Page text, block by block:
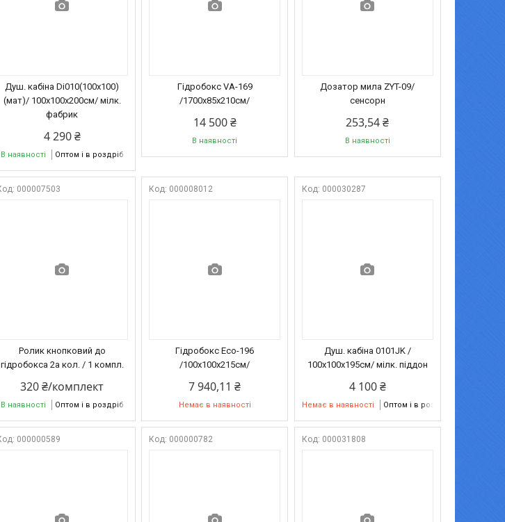
Душ. кабіна Di010(100x100)
(мат)/ 100х100х200см/ мілк.
фабрик
4 290 ₴
В наявності Оптом і в роздріб
Гідробокс VA-169
/1700х85х210см/
14 500 ₴
В наявності
Дозатор мила ZYT-09/
сенсорн
253,54 ₴
В наявності
000007503
Ролик кнопковий до
гідробокса 2а кол. / 1 компл.
320 ₴/комплект
В наявності Оптом і в роздріб
000008012
Гідробокс Eco-196
/100х100х215см/
7 940,11 ₴
Немає в наявності
000030287
Душ. кабіна 0101JK /
100х100х195см/ мілк. піддон
4 100 ₴
Немає в наявності Оптом і в роздріб
000000589 000000782 000031808